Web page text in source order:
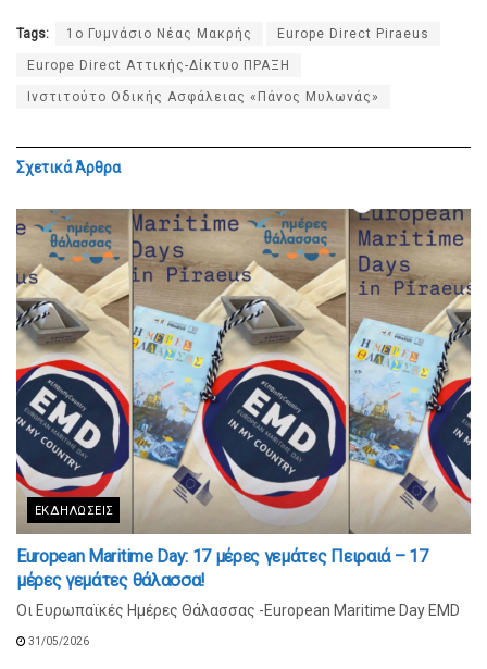
Tags: 1ο Γυμνάσιο Νέας Μακρής Europe Direct Piraeus
Europe Direct Αττικής-Δίκτυο ΠΡΑΞΗ
Ινστιτούτο Οδικής Ασφάλειας «Πάνος Μυλωνάς»
ΣχετικάΆρθρα
ΕΚΔΗΛΏΣΕΙΣ
European Maritime Day: 17 μέρες γεμάτες Πειραιά – 17
μέρες γεμάτες θάλασσα!
Οι Ευρωπαϊκές Ημέρες Θάλασσας -European Maritime Day EMD
31/05/2026